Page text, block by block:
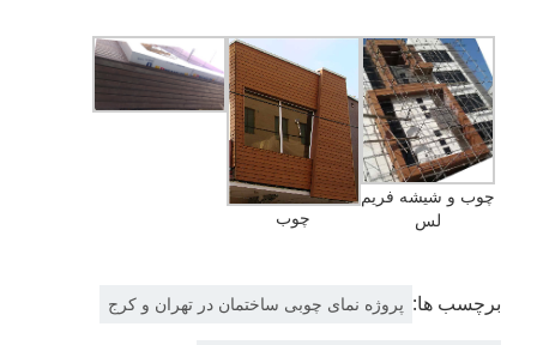
چوب و شیشه فریم
لس
چوب
برچسب ها: پروژه نمای چوبی ساختمان در تهران و کرج